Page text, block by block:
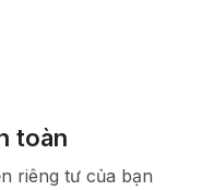
toàn
riêng tư của bạn